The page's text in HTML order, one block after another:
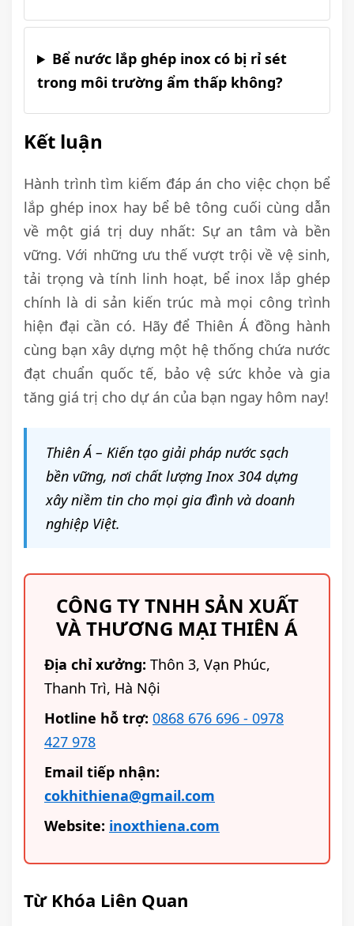
Bể nước lắp ghép inox có bị rỉ sét
trong môi trường ẩm thấp không?
Kết luận
Hành trình tìm kiếm đáp án cho việc chọn bể
lắp ghép inox hay bể bê tông cuối cùng dẫn
về một giá trị duy nhất: Sự an tâm và bền
vững. Với những ưu thế vượt trội về vệ sinh,
tải trọng và tính linh hoạt, bể inox lắp ghép
chính là di sản kiến trúc mà mọi công trình
hiện đại cần có. Hãy để Thiên Á đồng hành
cùng bạn xây dựng một hệ thống chứa nước
đạt chuẩn quốc tế, bảo vệ sức khỏe và gia
tăng giá trị cho dự án của bạn ngay hôm nay!
Thiên Á – Kiến tạo giải pháp nước sạch
bền vững, nơi chất lượng Inox 304 dựng
xây niềm tin cho mọi gia đình và doanh
nghiệp Việt.
CÔNG TY TNHH SẢN XUẤT
VÀ THƯƠNG MẠI THIÊN Á
Địa chỉ xưởng: Thôn 3, Vạn Phúc,
Thanh Trì, Hà Nội
Hotline hỗ trợ: 0868 676 696 - 0978
427 978
Email tiếp nhận:
cokhithiena@gmail.com
Website: inoxthiena.com
Từ Khóa Liên Quan